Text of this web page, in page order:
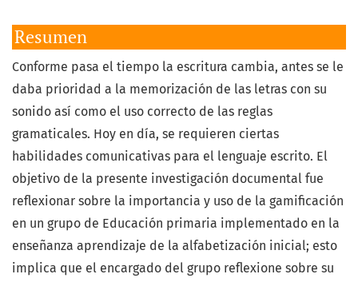
Resumen
Conforme pasa el tiempo la escritura cambia, antes se le
daba prioridad a la memorización de las letras con su
sonido así como el uso correcto de las reglas
gramaticales. Hoy en día, se requieren ciertas
habilidades comunicativas para el lenguaje escrito. El
objetivo de la presente investigación documental fue
reflexionar sobre la importancia y uso de la gamificación
en un grupo de Educación primaria implementado en la
enseñanza aprendizaje de la alfabetización inicial; esto
implica que el encargado del grupo reflexione sobre su